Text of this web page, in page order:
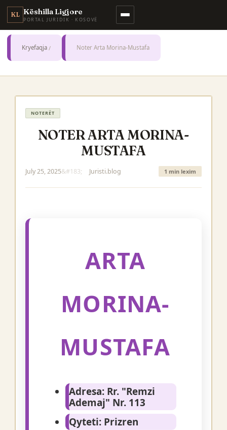
KL Këshilla Ligjore
PORTAL JURIDIK · KOSOVË
Kryefaqja Noter Arta Morina-Mustafa
NOTERËT
NOTER ARTA MORINA-
MUSTAFA
July 25, 2025 Juristi.blog 1 min lexim
ARTA
MORINA-
MUSTAFA
Adresa: Rr. "Remzi
Ademaj" Nr. 113
Qyteti: Prizren